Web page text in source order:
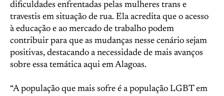
dificuldades enfrentadas pelas mulheres trans e
travestis em situação de rua. Ela acredita que o acesso
à educação e ao mercado de trabalho podem
contribuir para que as mudanças nesse cenário sejam
positivas, destacando a necessidade de mais avanços
sobre essa temática aqui em Alagoas.
“A população que mais sofre é a população LGBT em